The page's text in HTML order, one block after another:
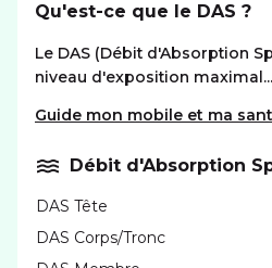
Qu'est-ce que le DAS ?
Le DAS (Débit d'Absorption
niveau d'exposition maximal...
Guide mon mobile et ma
Débit d'Absorption
DAS Tête
DAS Corps/Tronc